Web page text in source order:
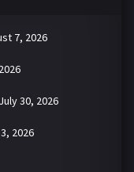
7, 2026
July 30, 2026
2026